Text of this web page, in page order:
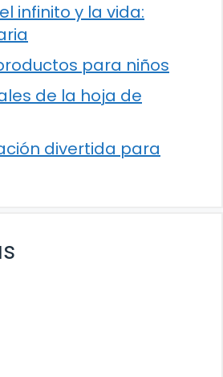
infinito y la vida:
para niños
de la hoja de
divertida para